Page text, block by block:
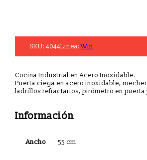
SKU: 4044Linea:Win
Cocina Industrial en Acero Inoxidable.
Puerta ciega en acero inoxidable,
ladrillos refractarios, pirómetro en puerta
Información
Ancho 55 cm